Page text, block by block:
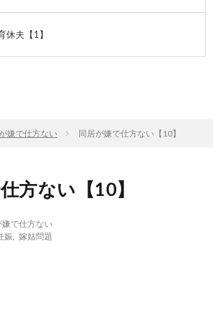
休夫【1】
嫌で仕方ない 同居が嫌で仕方ない【10】
方ない【10】
嫌で仕方ない
娠 嫁姑問題